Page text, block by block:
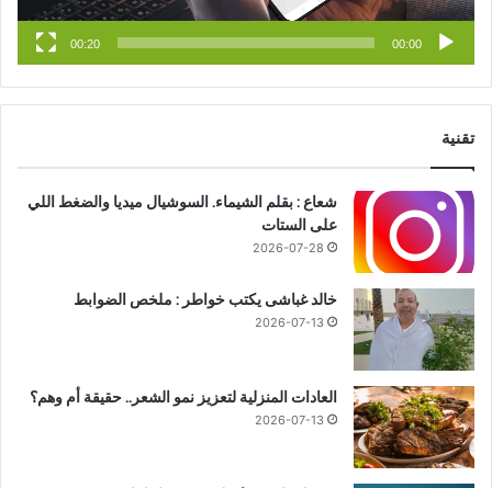
e
م
00:00
00:20
تقنية
شعاع : بقلم الشيماء. السوشيال ميديا والضغط اللي
على الستات
2026-07-28
خالد غباشى يكتب خواطر : ملخص الضوابط
2026-07-13
العادات المنزلية لتعزيز نمو الشعر.. حقيقة أم وهم؟
2026-07-13